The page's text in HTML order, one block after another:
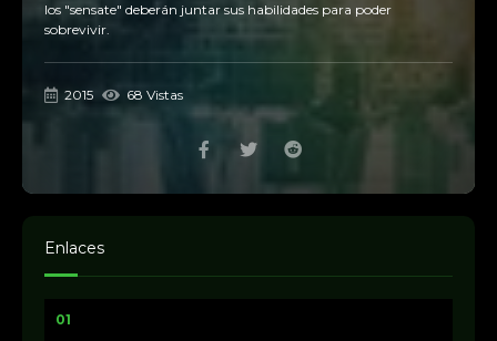
los "sensate" deberán juntar sus habilidades para poder
sobrevivir.
2015 68 Vistas
Enlaces
01